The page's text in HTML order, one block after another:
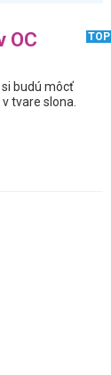
OC
TOP
budú môcť
tvare slona.